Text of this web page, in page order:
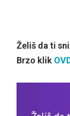
Želiš da ti
Brzo klik